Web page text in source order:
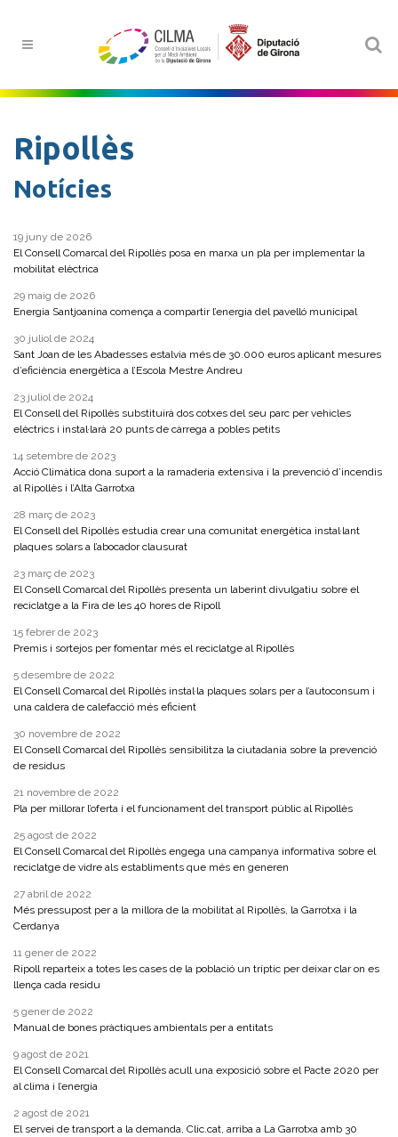
Ripollès
Notícies
19 juny de 2026
El Consell Comarcal del Ripollès posa en marxa un pla per implementar la
mobilitat elèctrica
29 maig de 2026
Energia Santjoanina comença a compartir l’energia del pavelló municipal
30 juliol de 2024
Sant Joan de les Abadesses estalvia més de 30.000 euros aplicant mesures
d’eficiència energètica a l’Escola Mestre Andreu
23 juliol de 2024
El Consell del Ripollès substituirà dos cotxes del seu parc per vehicles
elèctrics i instal·larà 20 punts de càrrega a pobles petits
14 setembre de 2023
Acció Climàtica dona suport a la ramaderia extensiva i la prevenció d’incendis
al Ripollès i l’Alta Garrotxa
28 març de 2023
El Consell del Ripollès estudia crear una comunitat energètica instal·lant
plaques solars a l’abocador clausurat
23 març de 2023
El Consell Comarcal del Ripollès presenta un laberint divulgatiu sobre el
reciclatge a la Fira de les 40 hores de Ripoll
15 febrer de 2023
Premis i sortejos per fomentar més el reciclatge al Ripollès
5 desembre de 2022
El Consell Comarcal del Ripollès instal·la plaques solars per a l’autoconsum i
una caldera de calefacció més eficient
30 novembre de 2022
El Consell Comarcal del Ripollès sensibilitza la ciutadania sobre la prevenció
de residus
21 novembre de 2022
Pla per millorar l’oferta i el funcionament del transport públic al Ripollès
25 agost de 2022
El Consell Comarcal del Ripollès engega una campanya informativa sobre el
reciclatge de vidre als establiments que més en generen
27 abril de 2022
Més pressupost per a la millora de la mobilitat al Ripollès, la Garrotxa i la
Cerdanya
11 gener de 2022
Ripoll reparteix a totes les cases de la població un tríptic per deixar clar on es
llença cada residu
5 gener de 2022
Manual de bones pràctiques ambientals per a entitats
9 agost de 2021
El Consell Comarcal del Ripollès acull una exposició sobre el Pacte 2020 per
al clima i l’energia
2 agost de 2021
El servei de transport a la demanda, Clic.cat, arriba a La Garrotxa amb 30